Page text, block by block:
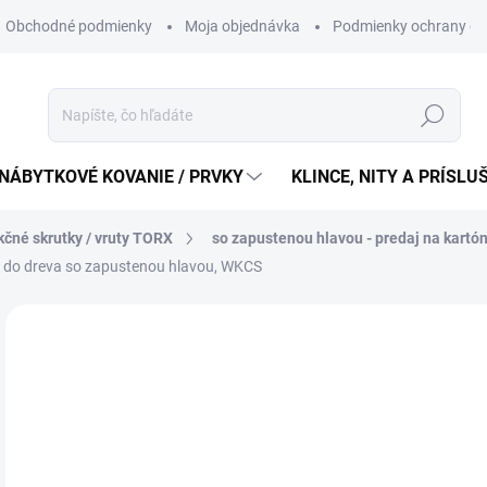
Obchodné podmienky Moja objednávka Podmienky ochrany
Hľadať
KOVANIE / PRVKY KLINCE, NITY A
skrutky / vruty TORX
so zapustenou hlavou - predaj na
dreva so zapustenou hlavou, WKCS